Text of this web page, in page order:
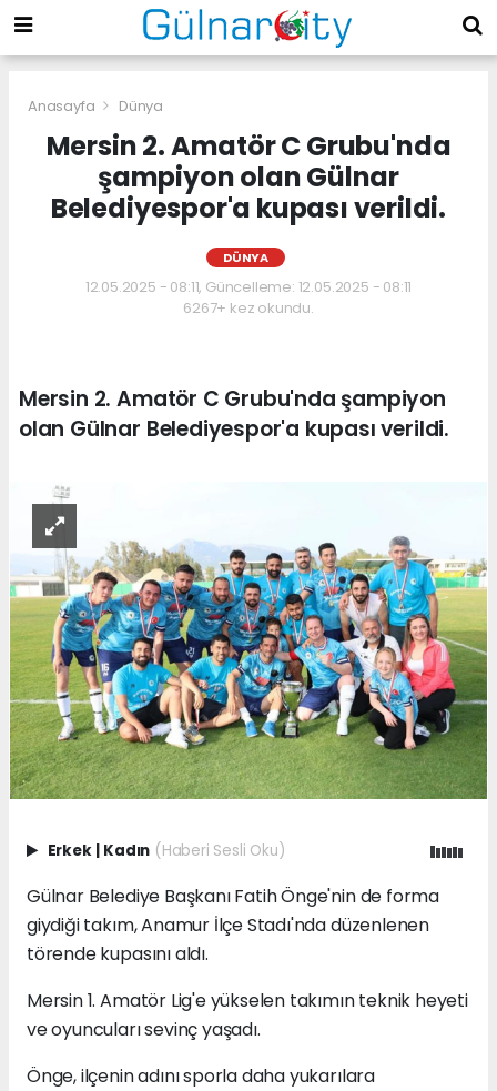
Anasayfa Dünya
Mersin 2. Amatör C Grubu'nda
şampiyon olan Gülnar
Belediyespor'a kupası verildi.
DÜNYA
12.05.2025 - 08:11, Güncelleme: 12.05.2025 - 08:11
6267+ kez okundu.
Mersin 2. Amatör C Grubu'nda şampiyon
olan Gülnar Belediyespor'a kupası verildi.
Erkek Kadın (Haberi Sesli Oku)
Gülnar Belediye Başkanı Fatih Önge'nin de forma
giydiği takım, Anamur İlçe Stadı'nda düzenlenen
törende kupasını aldı.
Mersin 1. Amatör Lig'e yükselen takımın teknik heyeti
ve oyuncuları sevinç yaşadı.
Önge, ilçenin adını sporla daha yukarılara